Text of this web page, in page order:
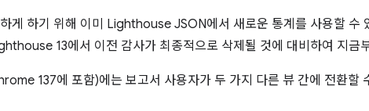
게 하기 위해 이미 Lighthouse JSON에서 새로운 통계를 사용할
13에서 이전 감사가 최종적으로 삭제될 것에 대비하여 지금
137에 포함)에는 보고서 사용자가 두 가지 다른 뷰 간에 전환할